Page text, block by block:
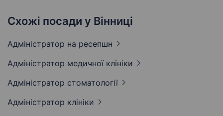
Схожі посади у Вінниці
Адміністратор на ресепшн
Адміністратор медичної клініки
Адміністратор стоматології
Адміністратор клініки